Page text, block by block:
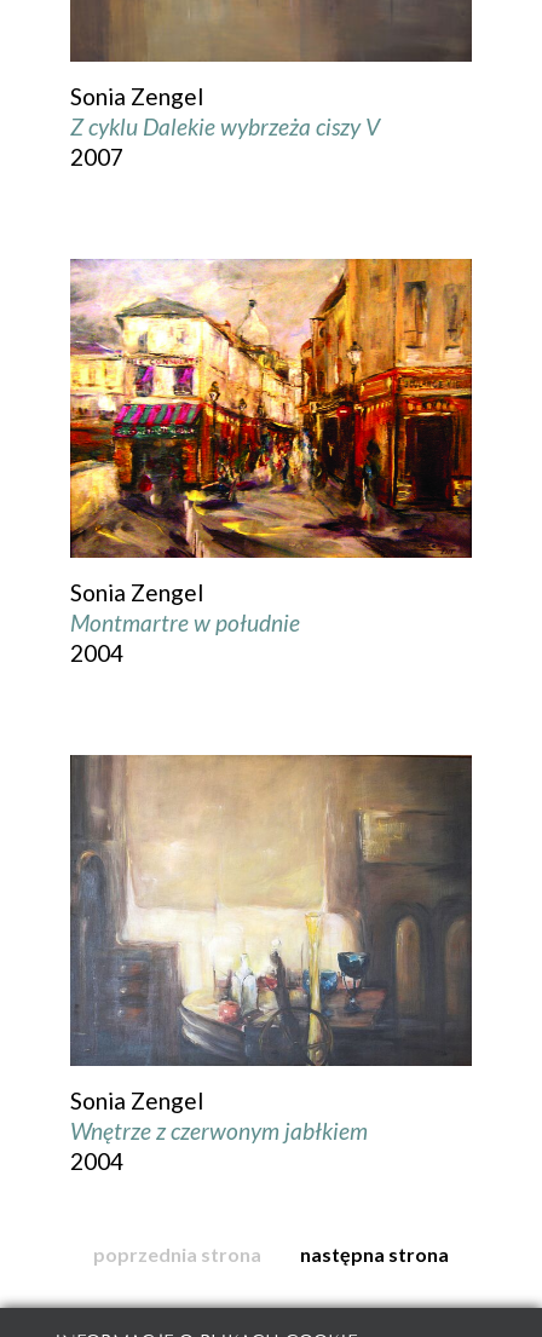
Sonia Zengel
Z cyklu Dalekie wybrzeża ciszy V
2007
Sonia Zengel
Montmartre w południe
2004
Sonia Zengel
Wnętrze z czerwonym jabłkiem
2004
poprzednia strona następna strona